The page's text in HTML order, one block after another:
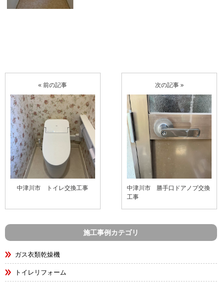
« 前の記事
中津川市 トイレ交換工事
次の記事 »
中津川市 勝手口ドアノブ交換
工事
施工事例カテゴリ
ガス衣類乾燥機
トイレリフォーム